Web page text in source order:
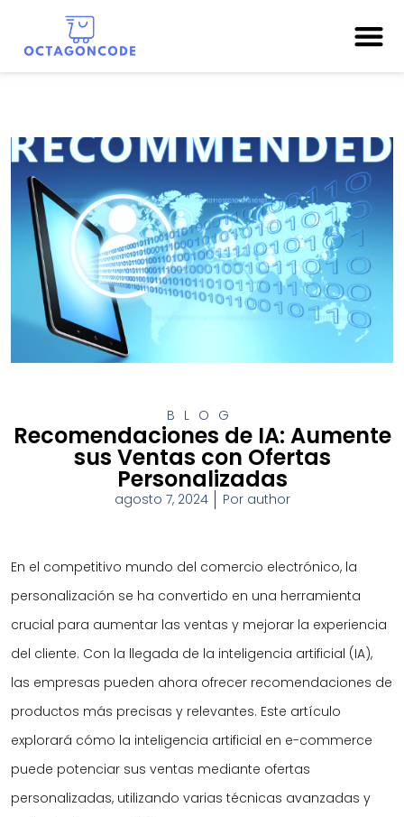
BLOG
Recomendaciones de IA: Aumente
sus Ventas con Ofertas
Personalizadas
agosto 7, 2024 Porauthor
En el competitivo mundo del comercio electrónico, la
personalización se ha convertido en una herramienta
crucial para aumentar las ventas y mejorar la experiencia
del cliente. Con la llegada de la inteligencia artificial (IA),
las empresas pueden ahora ofrecer recomendaciones de
productos más precisas y relevantes. Este artículo
explorará cómo la inteligencia artificial en e-commerce
puede potenciar sus ventas mediante ofertas
personalizadas, utilizando varias técnicas avanzadas y